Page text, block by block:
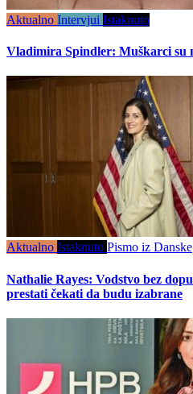
Aktualno Intervjui Istaknuto
Vladimira Spindler: Muškarci su
Aktualno Istaknuto Pismo iz Danske
Nathalie Rayes: Vodstvo bez
prestati čekati da budu izabrane